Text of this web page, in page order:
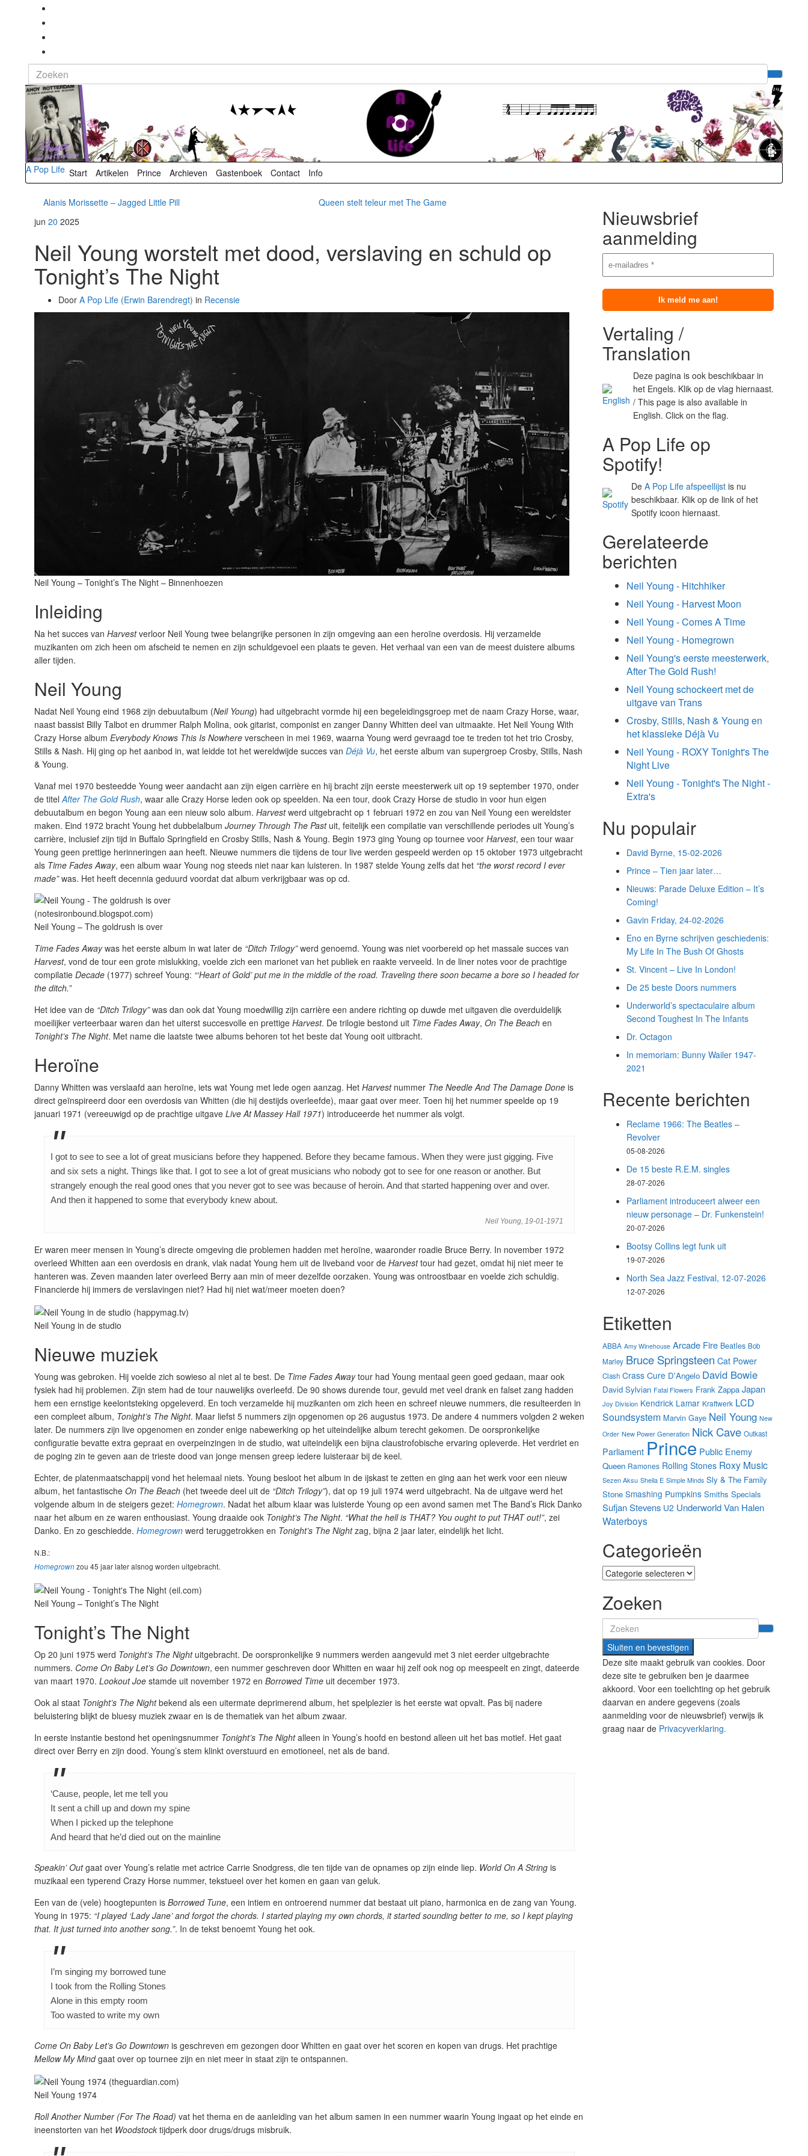
Search
for:
A Pop Life Start Artikelen Prince Archieven Gastenboek Contact Info
Alanis Morissette – Jagged Little Pill
Queen stelt teleur met The Game
jun 20 2025
Neil Young worstelt met dood, verslaving en schuld op
Tonight’s The Night
Door A Pop Life (Erwin Barendregt) in Recensie
Neil Young – Tonight’s The Night – Binnenhoezen
Inleiding
Na het succes van Harvestverloor Neil Young twee belangrijke personen in zijn omgeving aan een heroïne overdosis. Hij verzamelde
muzikanten om zich heen om afscheid te nemen en zijn schuldgevoel een plaats te geven. Het verhaal van een van de meest duistere albums
aller tijden.
Neil Young
Nadat Neil Young eind 1968 zijn debuutalbum (Neil Young) had uitgebracht vormde hij een begeleidingsgroep met de naam Crazy Horse, waar,
naast bassist Billy Talbot en drummer Ralph Molina, ook gitarist, componist en zanger Danny Whitten deel van uitmaakte. Het Neil Young With
Crazy Horse album Everybody Knows This Is Nowhere verscheen in mei 1969, waarna Young werd gevraagd toe te treden tot het trio Crosby,
Stills & Nash. Hij ging op het aanbod in, wat leidde tot het wereldwijde succes van Déjà Vu, het eerste album van supergroep Crosby, Stills, Nash
& Young.
Vanaf mei 1970 besteedde Young weer aandacht aan zijn eigen carrière en hij bracht zijn eerste meesterwerk uit op 19 september 1970, onder
de titelAfter The Gold Rush, waar alle Crazy Horse leden ook op speelden. Na een tour, dook Crazy Horse de studio in voor hun eigen
debuutalbum en begon Young aan een nieuw solo album. Harvestwerd uitgebracht op 1 februari 1972 en zou van Neil Young een wereldster
maken. Eind 1972 bracht Young het dubbelalbum Journey Through The Pastuit, feitelijk een compilatie van verschillende periodes uit Young’s
carrière, inclusief zijn tijd in Buffalo Springfield en Crosby Stills, Nash & Young. Begin 1973 ging Young op tournee voor Harvest, een tour waar
Young geen prettige herinneringen aan heeft. Nieuwe nummers die tijdens de tour live werden gespeeld werden op 15 oktober 1973 uitgebracht
als Time Fades Away, een album waar Young nog steeds niet naar kan luisteren. In 1987 stelde Young zelfs dat het “the worst record I ever
made”was. Het heeft decennia geduurd voordat dat album verkrijgbaar was op cd.
Neil Young – The goldrush is over
Time Fades Awaywas het eerste album in wat later de “Ditch Trilogy”werd genoemd. Young was niet voorbereid op het massale succes van
Harvest, vond de tour een grote mislukking, voelde zich een marionet van het publiek en raakte verveeld. In de liner notes voor de prachtige
compilatie Decade (1977) schreef Young: “‘Heart of Gold’ put me in the middle of the road. Traveling there soon became a bore so I headed for
the ditch.”
Het idee van de “Ditch Trilogy”was dan ook dat Young moedwillig zijn carrière een andere richting op duwde met uitgaven die overduidelijk
moeilijker verteerbaar waren dan het uiterst succesvolle en prettige Harvest. De trilogie bestond uit Time Fades Away, On The Beach en
Tonight’s The Night. Met name die laatste twee albums behoren tot het beste dat Young ooit uitbracht.
Heroïne
Danny Whitten was verslaafd aan heroïne, iets wat Young met lede ogen aanzag. Het Harvestnummer The Needle And The Damage Done is
direct geïnspireerd door een overdosis van Whitten (die hij destijds overleefde), maar gaat over meer. Toen hij het nummer speelde op 19
januari 1971 (vereeuwigd op de prachtige uitgave Live At Massey Hall 1971) introduceerde het nummer als volgt.
I got to see to see a lot of great musicians before they happened. Before they became famous. When they were just gigging. Five
and six sets a night. Things like that. I got to see a lot of great musicians who nobody got to see for one reason or another. But
strangely enough the real good ones that you never got to see was because of heroin. And that started happening over and over.
And then it happened to some that everybody knew about.
Neil Young, 19-01-1971
Er waren meer mensen in Young’s directe omgeving die problemen hadden met heroïne, waaronder roadie Bruce Berry. In november 1972
overleed Whitten aan een overdosis en drank, vlak nadat Young hem uit de liveband voor de Harvesttour had gezet, omdat hij niet meer te
hanteren was. Zeven maanden later overleed Berry aan min of meer dezelfde oorzaken. Young was ontroostbaar en voelde zich schuldig.
Financierde hij immers de verslavingen niet? Had hij niet wat/meer moeten doen?
Neil Young in de studio
Nieuwe muziek
Young was gebroken. Hij voelde zich sowieso al niet al te best. De Time Fades Awaytour had Young mentaal geen goed gedaan, maar ook
fysiek had hij problemen. Zijn stem had de tour nauwelijks overleefd. De 90 shows durende tour, gevuld met veel drank en falset zang hadden
hem een ernstige keelontsteking opgeleverd. En toch verzamelde hij muzikanten om zich heen en schreef nieuwe nummers, die resulteerden in
een compleet album, Tonight’s The Night. Maar liefst 5 nummers zijn opgenomen op 26 augustus 1973. De andere 4 nummers volgden 2 weken
later. De nummers zijn live opgenomen en zonder enige nabewerking op het uiteindelijke album terecht gekomen. De oorspronkelijke
configuratie bevatte extra gepraat en overpeinzingen in de studio, wat uiteindelijk een bijna claustrofobische ervaring opleverde. Het verdriet en
de poging zin te geven aan de trieste dood van jonge mensen greep iedere luisteraar bij de keel.
Echter, de platenmaatschappij vond het helemaal niets. Young besloot het album in de ijskast te zetten en ging aan het werk voor een nieuw
album, het fantastische On The Beach (het tweede deel uit de “Ditch Trilogy”), dat op 19 juli 1974 werd uitgebracht. Na de uitgave werd het
volgende album in de steigers gezet: Homegrown. Nadat het album klaar was luisterde Young op een avond samen met The Band’s Rick Danko
naar het album en ze waren enthousiast. Young draaide ook Tonight’s The Night. “What the hell is THAT? You ought to put THAT out!”, zei
Danko. En zo geschiedde. Homegrown werd teruggetrokken en Tonight’s The Nightzag, bijna 2 jaar later, eindelijk het licht.
N.B.:
Homegrownzou 45 jaar later alsnog worden uitgebracht.
Neil Young – Tonight’s The Night
Tonight’s The Night
Op 20 juni 1975 werd Tonight’s The Nightuitgebracht. De oorspronkelijke 9 nummers werden aangevuld met 3 niet eerder uitgebrachte
nummers. Come On Baby Let’s Go Downtown, een nummer geschreven door Whitten en waar hij zelf ook nog op meespeelt en zingt, dateerde
van maart 1970. Lookout Joe stamde uit november 1972 en Borrowed Time uit december 1973.
Ook al staat Tonight’s The Nightbekend als een uitermate deprimerend album, het spelplezier is het eerste wat opvalt. Pas bij nadere
beluistering blijkt de bluesy muziek zwaar en is de thematiek van het album zwaar.
In eerste instantie bestond het openingsnummer Tonight’s The Nightalleen in Young’s hoofd en bestond alleen uit het bas motief. Het gaat
direct over Berry en zijn dood. Young’s stem klinkt overstuurd en emotioneel, net als de band.
‘Cause, people, let me tell you
It sent a chill up and down my spine
When I picked up the telephone
And heard that he’d died out on the mainline
Speakin’ Outgaat over Young’s relatie met actrice Carrie Snodgress, die ten tijde van de opnames op zijn einde liep. World On A String is
muzikaal een typerend Crazy Horse nummer, tekstueel over het komen en gaan van geluk.
Een van de (vele) hoogtepunten is Borrowed Tune, een intiem en ontroerend nummer dat bestaat uit piano, harmonica en de zang van Young.
Young in 1975: “I played ‘Lady Jane’ and forgot the chords. I started playing my own chords, it started sounding better to me, so I kept playing
that. It just turned into another song.”. In de tekst benoemt Young het ook.
I’m singing my borrowed tune
I took from the Rolling Stones
Alone in this empty room
Too wasted to write my own
Come On Baby Let’s Go Downtown is geschreven em gezongen door Whitten en gaat over het scoren en kopen van drugs. Het prachtige
Mellow My Mindgaat over op tournee zijn en niet meer in staat zijn te ontspannen.
Neil Young 1974
Roll Another Number (For The Road) vat het thema en de aanleiding van het album samen in een nummer waarin Young ingaat op het einde en
ineenstorten van het Woodstock tijdperk door drugs/drugs misbruik.
Nieuwsbrief
aanmelding
Vertaling /
Translation
Deze pagina is ook beschikbaar in
het Engels. Klik op de vlag hiernaast.
/ This page is also available in
English. Click on the flag.
A Pop Life op
Spotify!
De A Pop Life afspeellijst is nu
beschikbaar. Klik op de link of het
Spotify icoon hiernaast.
Gerelateerde
berichten
Neil Young - Hitchhiker
Neil Young - Harvest Moon
Neil Young - Comes A Time
Neil Young - Homegrown
Neil Young's eerste meesterwerk,
After The Gold Rush!
Neil Young schockeert met de
uitgave van Trans
Crosby, Stills, Nash & Young en
het klassieke Déjà Vu
Neil Young - ROXY Tonight's The
Night Live
Neil Young - Tonight's The Night -
Extra's
Nu populair
David Byrne, 15-02-2026
Prince – Tien jaar later…
Nieuws: Parade Deluxe Edition – It’s
Coming!
Gavin Friday, 24-02-2026
Eno en Byrne schrijven geschiedenis:
My Life In The Bush Of Ghosts
St. Vincent – Live In London!
De 25 beste Doors nummers
Underworld’s spectaculaire album
Second Toughest In The Infants
Dr. Octagon
In memoriam: Bunny Wailer 1947-
2021
Recente berichten
Reclame 1966: The Beatles –
Revolver
05-08-2026
De 15 beste R.E.M. singles
28-07-2026
Parliament introduceert alweer een
nieuw personage – Dr. Funkenstein!
20-07-2026
Bootsy Collins legt funk uit
19-07-2026
North Sea Jazz Festival, 12-07-2026
12-07-2026
Etiketten
ABBA Amy Winehouse Arcade Fire Beatles Bob
Marley Bruce Springsteen Cat Power
Clash Crass Cure D'Angelo David Bowie
David Sylvian Fatal Flowers Frank Zappa Japan
Joy Division Kendrick Lamar Kraftwerk LCD
Soundsystem Marvin Gaye Neil Young New
Order New Power Generation Nick Cave Outkast
Parliament Prince Public Enemy
Queen Ramones Rolling Stones Roxy Music
Sezen Aksu Sheila E Simple Minds Sly & The Family
Stone Smashing Pumpkins Smiths Specials
Sufjan Stevens U2 UnderworldVan Halen
Waterboys
Categorieën
Categorieën
Zoeken
Search
for:
Deze site maakt gebruik van cookies. Door
deze site te gebruiken ben je daarmee
akkoord. Voor een toelichting op het gebruik
daarvan en andere gegevens (zoals
aanmelding voor de nieuwsbrief) verwijs ik
graag naar de Privacyverklaring.